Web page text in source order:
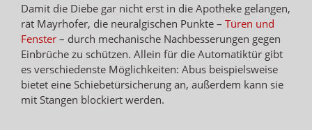
Damit die Diebe gar nicht erst in die Apotheke gelangen,
rät Mayrhofer, die neuralgischen Punkte – Türen und
Fenster – durch mechanische Nachbesserungen gegen
Einbrüche zu schützen. Allein für die Automatiktür gibt
es verschiedenste Möglichkeiten: Abus beispielsweise
bietet eine Schiebetürsicherung an, außerdem kann sie
mit Stangen blockiert werden.